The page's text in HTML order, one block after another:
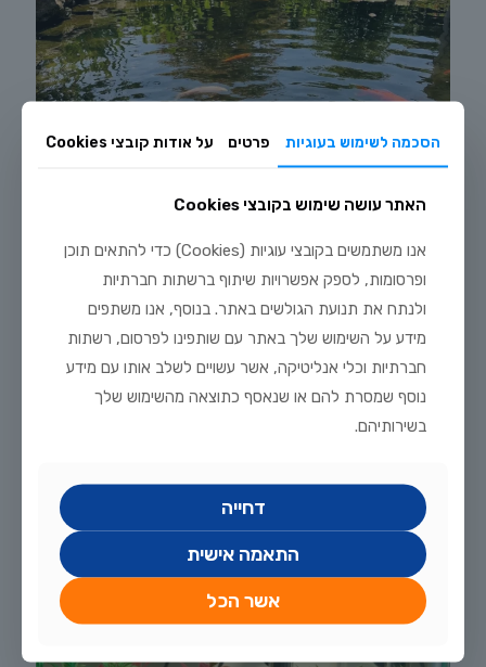
מדריך טיפוח דגי זהב וקוי בבריכת נוי: תנאים, תזונה ומניעת מחלות
הסכמה לשימוש בעוגיות פרטים על אודות קובצי Cookies
האתר עושה שימוש בקובצי Cookies
אנו משתמשים בקובצי עוגיות (Cookies) כדי להתאים תוכן
ופרסומות, לספק אפשרויות שיתוף ברשתות חברתיות
ולנתח את תנועת הגולשים באתר. בנוסף, אנו משתפים
מידע על השימוש שלך באתר עם שותפינו לפרסום, רשתות
חברתיות וכלי אנליטיקה, אשר עשויים לשלב אותו עם מידע
נוסף שמסרת להם או שנאסף כתוצאה מהשימוש שלך
בשירותיהם.
דחייה
התאמה אישית
אשר הכל